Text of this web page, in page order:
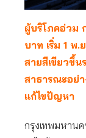
ผู้บริโภคอ่วม
บาท เริ่ม 1 พ
สายสีเขียวขึ้น
สาธารณะอย่า
แก้ไขปัญหา
กรุงเทพมหานค